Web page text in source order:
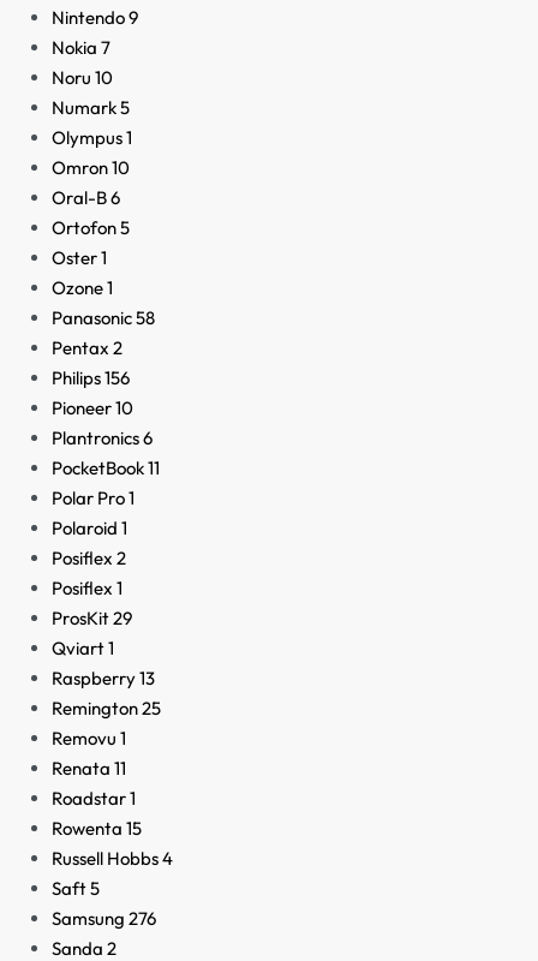
Nintendo9
Nokia 7
Noru 10
Numark5
Olympus1
Omron10
Oral-B6
Ortofon5
Oster1
Ozone1
Panasonic58
Pentax 2
Philips156
Pioneer10
Plantronics6
PocketBook11
Polar Pro1
Polaroid 1
Posiflex 2
Posiflex 1
ProsKit29
Qviart1
Raspberry13
Remington25
Removu 1
Renata 11
Roadstar1
Rowenta 15
Russell Hobbs4
Saft5
Samsung 276
Sanda 2